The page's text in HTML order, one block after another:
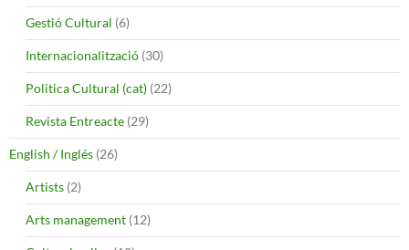
Gestió Cultural (6)
Internacionalització (30)
Politica Cultural (cat) (22)
Revista Entreacte (29)
English / Inglés (26)
Artists (2)
Arts management (12)